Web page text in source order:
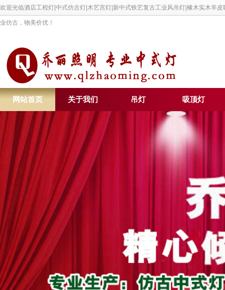
欢迎光临酒店工程灯|中式仿古灯|木艺宫灯|新中式铁艺复古工业风吊灯|橡木实木羊
业仿古，物美价优！
网站首页 关于我们 吊灯 吸顶灯